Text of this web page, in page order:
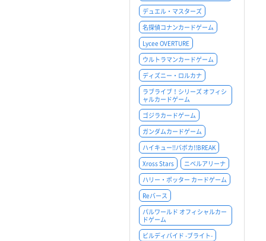
デュエル・マスターズ
名探偵コナンカードゲーム
Lycee OVERTURE
ウルトラマンカードゲーム
ディズニー・ロルカナ
ラブライブ！シリーズ オフィシ
ャルカードゲーム
ゴジラカードゲーム
ガンダムカードゲーム
ハイキュー!!バボカ!!BREAK
Xross Stars
ニベルアリーナ
ハリー・ポッター カードゲーム
Reバース
パルワールド オフィシャルカー
ドゲーム
ビルディバイド -ブライト-